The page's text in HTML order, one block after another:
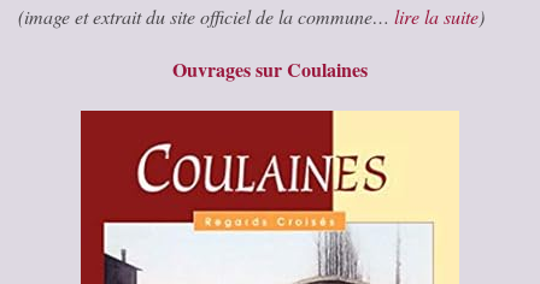
(image et extrait du site officiel de la commune… lire la suite)
Ouvrages sur Coulaines